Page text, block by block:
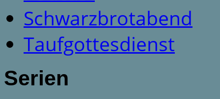
Schwarzbrotabend
Taufgottesdienst
Serien